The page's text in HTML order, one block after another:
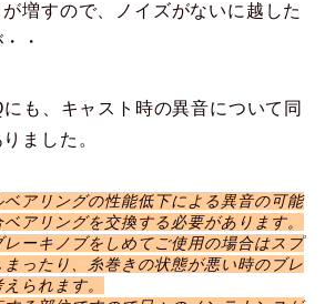
増すので、ノイズがないに越した
・
も、キャスト時の異音について同
ました。
ベアリングの性能低下による異音の可能
アリングを交換する必要があります。
ーキノブをしめてご使用の場合はスプ
ったり、糸巻きの状態が悪い時のブレ
られます。